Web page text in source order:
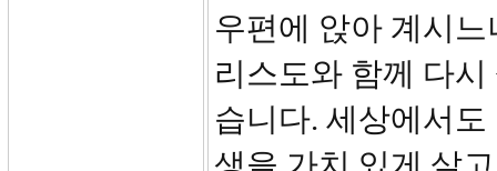
우편에 앉아 계시
리스도와 함께 다
습니다. 세상에서